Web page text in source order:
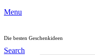
Menu
Die besten Geschenkideen
Search